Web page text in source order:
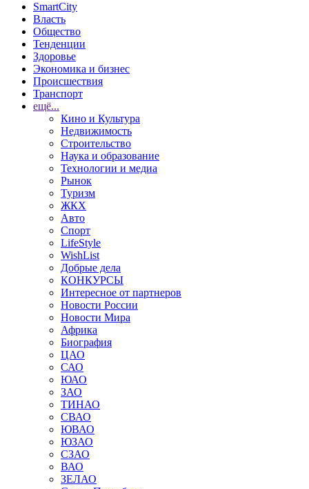
SmartCity
Власть
Общество
Тенденции
Здоровье
Экономика и бизнес
Происшествия
Транспорт
ещё...
Кино и Культура
Недвижимость
Строительство
Наука и образование
Технологии и медиа
Рынок
Туризм
ЖКХ
Авто
Спорт
LifeStyle
WishList
Добрые дела
КОНКУРСЫ
Интересное от партнеров
Новости России
Новости Мира
Африка
Биография
ЦАО
САО
ЮАО
ЗАО
ТИНАО
СВАО
ЮВАО
ЮЗАО
СЗАО
ВАО
ЗЕЛАО